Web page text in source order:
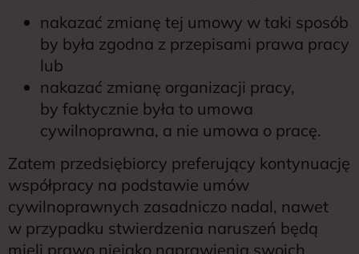
nakazać zmianę tej umowy w taki sposób
by była zgodna z przepisami prawa pracy
lub
nakazać zmianę organizacji pracy,
by faktycznie była to umowa
cywilnoprawna, a nie umowa o pracę.
Zatem przedsiębiorcy preferujący kontynuację
współpracy na podstawie umów
cywilnoprawnych zasadniczo nadal, nawet
w przypadku stwierdzenia naruszeń będą
mieli prawo niejako naprawienia swoich